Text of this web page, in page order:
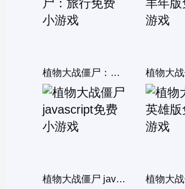
植物大战僵尸：旅行
植物大战僵尸 javascript